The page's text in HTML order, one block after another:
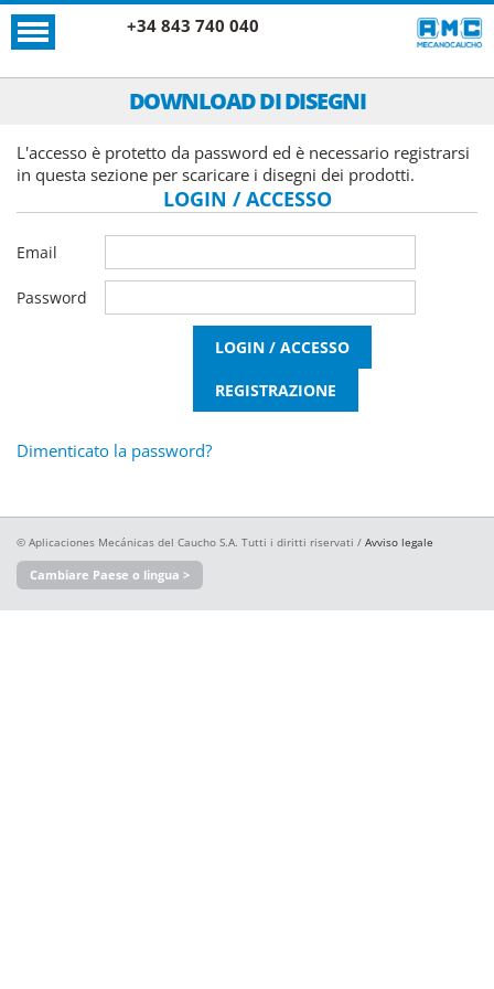
+34 843 740 040
DOWNLOAD DI DISEGNI
L'accesso è protetto da password ed è necessario registrarsi
in questa sezione per scaricare i disegni dei prodotti.
LOGIN / ACCESSO
Email
Password
Dimenticato la password?
© Aplicaciones Mecánicas del Caucho S.A. Tutti i diritti riservati / Avviso legale
Cambiare Paese o lingua >